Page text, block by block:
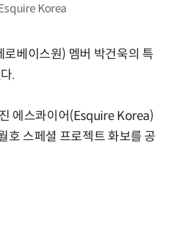
Korea
로베이스원) 멤버 박건욱의 특
.
에스콰이어(Esquire Korea)
스페셜 프로젝트 화보를 공